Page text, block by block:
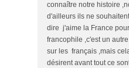
connaître notre histoire
d'ailleurs ils ne
dire j'aime la France
francophile ,c'est un
sur les français ,mais
désirent avant tout ce